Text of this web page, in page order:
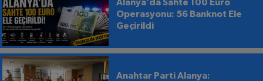
Alanya’da Sahte 100 Euro
Operasyonu: 56 Banknot Ele
Geçirildi
Anahtar Parti Alanya: